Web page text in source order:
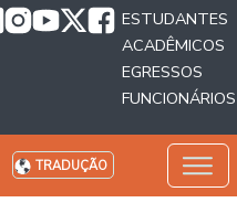
ESTUDANTES
ACADÊMICOS
EGRESSOS
FUNCIONÁRIOS
TRADUÇÃO